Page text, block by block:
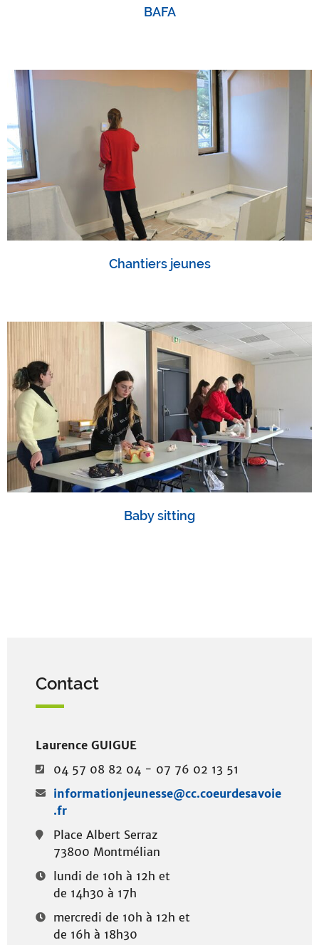
BAFA
Chantiers jeunes
Baby sitting
Contact
Laurence GUIGUE
04 57 08 82 04 - 07 76 02 13 51
informationjeunesse@cc.coeurdesavoie
.fr
Place Albert Serraz
73800 Montmélian
lundi de 10h à 12h et
de 14h30 à 17h
mercredi de 10h à 12h et
de 16h à 18h30